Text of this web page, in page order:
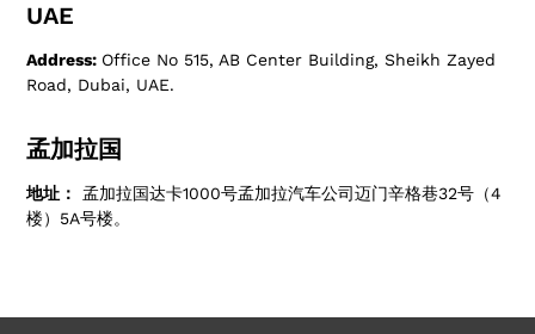
UAE
Address: Office No 515, AB Center Building, Sheikh Zayed
Road, Dubai, UAE.
孟加拉国
地址：
孟加拉国达卡1000号孟加拉汽车公司迈门辛格巷32号（4
楼）5A号楼。